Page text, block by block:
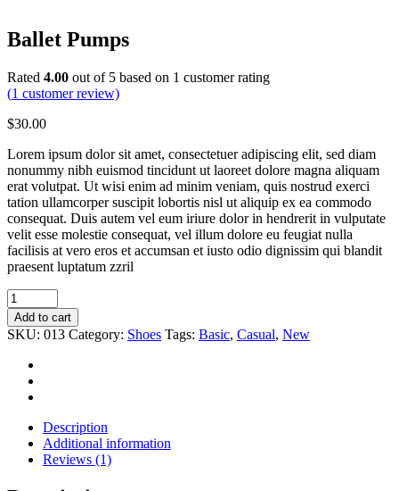
Ballet Pumps
Rated 4.00 out of 5 based on 1 customer rating
(1 customer review)
$30.00
Lorem ipsum dolor sit amet, consectetuer adipiscing elit, sed diam
nonummy nibh euismod tincidunt ut laoreet dolore magna aliquam
erat volutpat. Ut wisi enim ad minim veniam, quis nostrud exerci
tation ullamcorper suscipit lobortis nisl ut aliquip ex ea commodo
consequat. Duis autem vel eum iriure dolor in hendrerit in vulputate
velit esse molestie consequat, vel illum dolore eu feugiat nulla
facilisis at vero eros et accumsan et iusto odio dignissim qui blandit
praesent luptatum zzril
Ballet
Pumps
quantity
Add to cart
SKU: 013 Category: Shoes Tags: Basic, Casual, New
Description
Additional information
Reviews (1)